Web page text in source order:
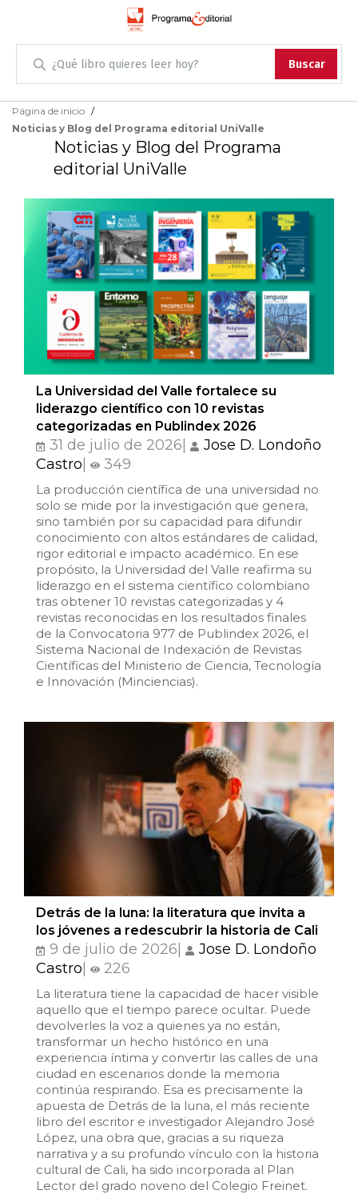
Buscar
Administración
Antropología
Arqueología
Artes escénicas
Biología
Ciencias
Ciencia política
Ciencias Sociales
Conflicto Armado
Construcción de paz
Derecho
Desarrollo
Diseño
Economía
Estudios editoriales
Estudios regionales
Filosofía
Finanzas
Género
Geografía
Historia
Ingeniería
Lenguas
Skip
Página de inicio
Noticias y Blog del Programa editorial UniValle
Noticias y Blog del Programa
editorial UniValle
La Universidad del Valle fortalece su
liderazgo científico con 10 revistas
categorizadas en Publindex 2026
31 de julio de 2026|
Jose D. Londoño
Castro
349
La producción científica de una universidad no
solo se mide por la investigación que genera,
sino también por su capacidad para difundir
conocimiento con altos estándares de calidad,
rigor editorial e impacto académico. En ese
propósito, la Universidad del Valle reafirma su
liderazgo en el sistema científico colombiano
tras obtener 10 revistas categorizadas y 4
revistas reconocidas en los resultados finales
de la Convocatoria 977 de Publindex 2026, el
Sistema Nacional de Indexación de Revistas
Científicas del Ministerio de Ciencia, Tecnología
e Innovación (Minciencias).
Detrás de la luna: la literatura que invita a
los jóvenes a redescubrir la historia de Cali
9 de julio de 2026|
Jose D. Londoño
Castro
226
La literatura tiene la capacidad de hacer visible
aquello que el tiempo parece ocultar. Puede
devolverles la voz a quienes ya no están,
transformar un hecho histórico en una
experiencia íntima y convertir las calles de una
ciudad en escenarios donde la memoria
continúa respirando. Esa es precisamente la
apuesta de Detrás de la luna, el más reciente
libro del escritor e investigador Alejandro José
López, una obra que, gracias a su riqueza
narrativa y a su profundo vínculo con la historia
cultural de Cali, ha sido incorporada al Plan
Lector del grado noveno del Colegio Freinet.